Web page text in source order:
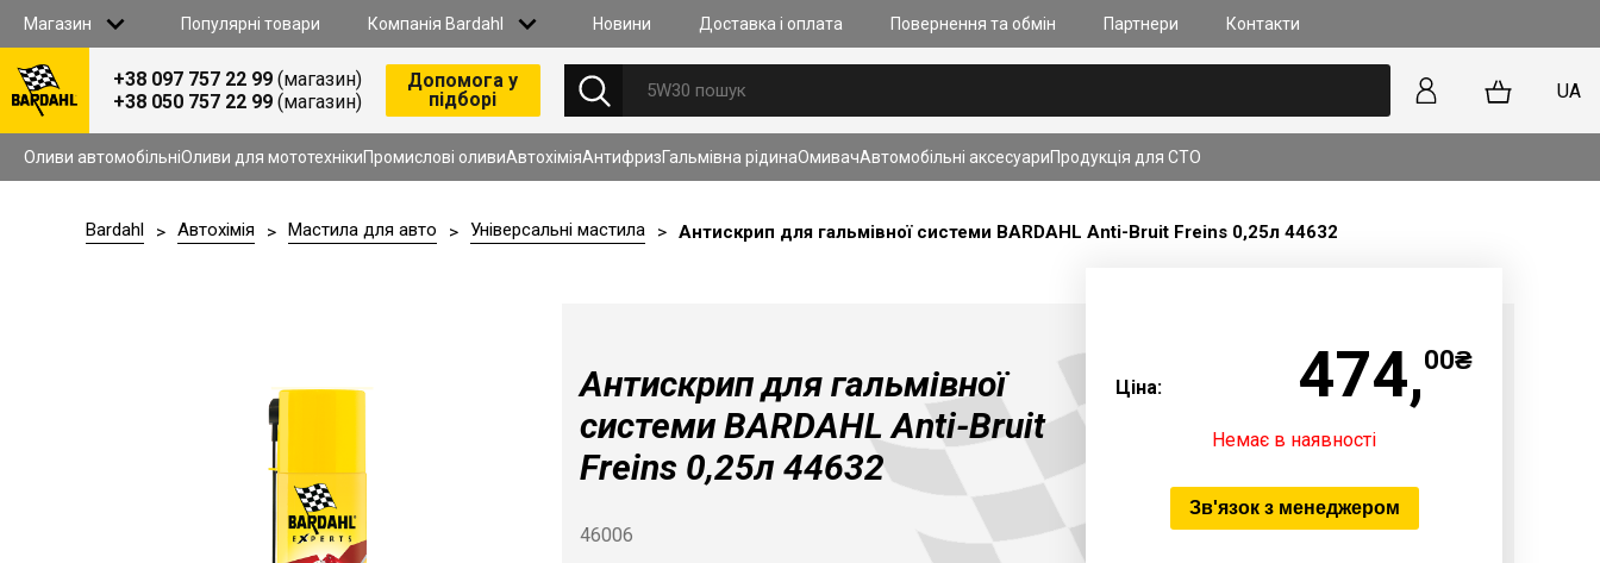
Магазин Популярні товари Компанія Bardahl Новини Доставка i оплата Повернення та обмiн Партнери Контакти
ПРО НАС
ДОСТАВКА I ОПЛАТА
НОВИНИ
27.07.2026
моторах із прямим впорскуванням
ПЕРЕГЛЯНУТИ ВСІ НОВИНИ
Всі товари
Оливи автомобільнi
Оливи для мототехніки
Антифриз
Гальмiвна рiдина
+38 097 757 22 99 (магазин)
+38 050 757 22 99 (магазин)
Допомога у
підборі
UA
Оливи автомобільнiОливи для мототехнікиПромислові оливиАвтохіміяАнтифризГальмiвна рiдинаОмивачАвтомобільні аксесуариПродукція для СТО
Bardahl > Автохiмiя > Мастила для авто > Універсальні мастила > Антискрип для гальмівної системи BARDAHL Anti-Bruit Freins 0,25л 44632
Антискрип для гальмівної
системи BARDAHL Anti-Bruit
Freins 0,25л 44632
46006
Ціна: 474,00₴
Немає в наявності
Зв'язок з менеджером